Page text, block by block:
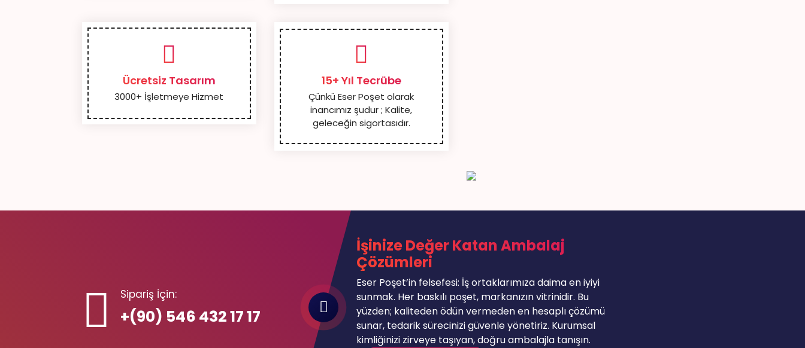
Ücretsiz Tasarım
3000+ İşletmeye Hizmet
15+ Yıl Tecrübe
Çünkü Eser Poşet olarak
inancımız şudur ; Kalite,
geleceğin sigortasıdır.
Sipariş İçin:
+(90) 546 432 17 17
İşinize Değer Katan Ambalaj
Çözümleri
Eser Poşet’in felsefesi: İş ortaklarımıza daima en iyiyi
sunmak. Her baskılı poşet, markanızın vitrinidir. Bu
yüzden; kaliteden ödün vermeden en hesaplı çözümü
sunar, tedarik sürecinizi güvenle yönetiriz. Kurumsal
kimliğinizi zirveye taşıyan, doğru ambalajla tanışın.